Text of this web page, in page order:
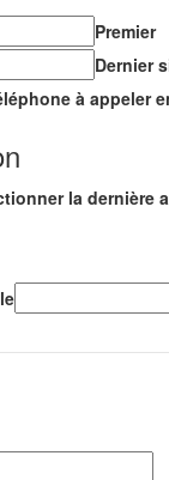
Premier
Dernier
à appeler
la dernière